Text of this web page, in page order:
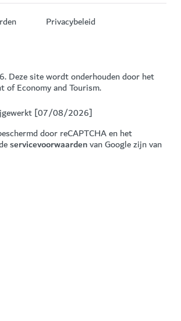
Privacybeleid
Deze site wordt onderhouden door het
of Economy and Tourism.
[07/08/2026]
door reCAPTCHA en het
servicevoorwaardenvan Google zijn van